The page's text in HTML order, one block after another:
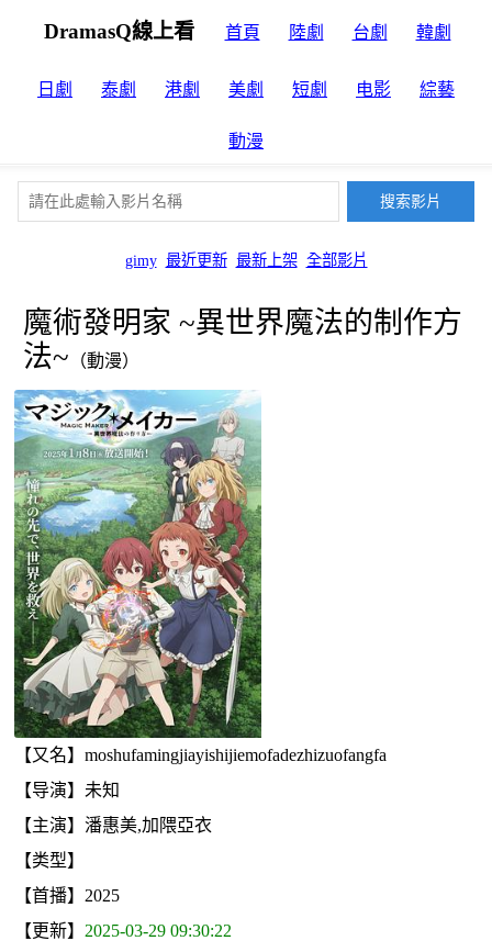
DramasQ線上看 首頁 陸劇 台劇 韓劇
日劇 泰劇 港劇 美劇 短劇 电影 綜藝
動漫
gimy 最近更新 最新上架 全部影片
魔術發明家 ~異世界魔法的制作方
法~ （動漫）
【又名】moshufamingjiayishijiemofadezhizuofangfa
【导演】未知
【主演】潘惠美,加隈亞衣
【类型】
【首播】2025
【更新】 2025-03-29 09:30:22